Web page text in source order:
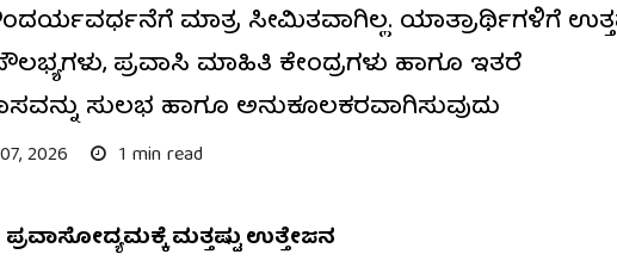
ಮಾತ್ರ ಸೀಮಿತವಾಗಿಲ್ಲ. ಯಾತ್ರಾರ್ಥಿಗಳಿಗೆ
ಪ್ರವಾಸಿ ಮಾಹಿತಿ ಕೇಂದ್ರಗಳು ಹಾಗೂ ಇತರೆ
ಸುಲಭ ಹಾಗೂ ಅನುಕೂಲಕರವಾಗಿಸುವುದು
2026 1 min read
ಮತ್ತಷ್ಟು ಉತ್ತೇಜನ